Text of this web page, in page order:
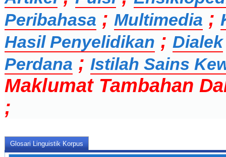
Peribahasa ; Multimedia ;
Hasil Penyelidikan ; Dialek
Perdana ; Istilah Sains
Maklumat Tambahan
;
Glosari Linguistik Korpus